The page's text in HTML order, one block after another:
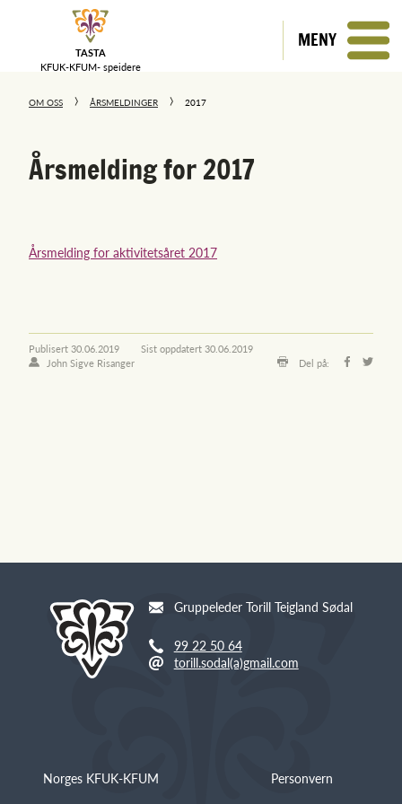
TASTA
KFUK-KFUM- speidere
MENY
OM OSS ÅRSMELDINGER 2017
Årsmelding for 2017
Årsmelding for aktivitetsåret 2017
Publisert30.06.2019 Sist oppdatert30.06.2019
John Sigve Risanger
Del på:
Gruppeleder Torill Teigland Sødal
99 22 50 64
torill.sodal(a)gmail.com
Norges KFUK-KFUM
Personvern